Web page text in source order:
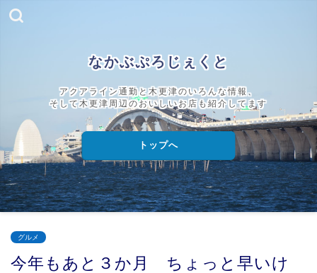
なかぶぷろじぇくと
アクアライン通勤と木更津のいろんな情報、
そして木更津周辺のおいしいお店も紹介してます
トップへ
グルメ
今年もあと３か月 ちょっと早いけ